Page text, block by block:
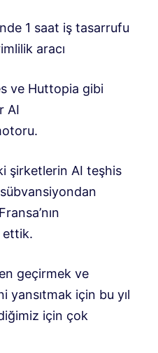
1 saat iş tasarrufu
aracı
ve Huttopia gibi
AI
şirketlerin AI teşhis
ettik.
geçirmek ve
yansıtmak için bu yıl
için çok